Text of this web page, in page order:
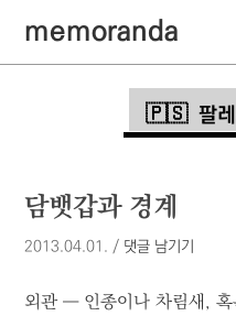
memoranda
팔
담뱃갑과 경계
2013.04.01. / 댓글 남기기
외관 ― 인종이나 차림새,